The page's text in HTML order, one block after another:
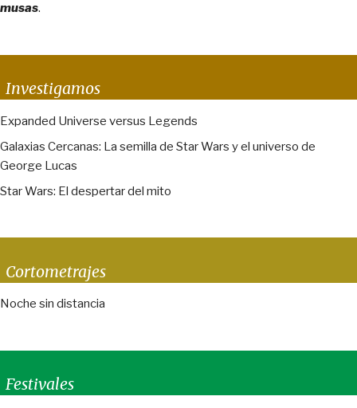
musas.
Investigamos
Expanded Universe versus Legends
Galaxias Cercanas: La semilla de Star Wars y el universo de
George Lucas
Star Wars: El despertar del mito
Cortometrajes
Noche sin distancia
Festivales